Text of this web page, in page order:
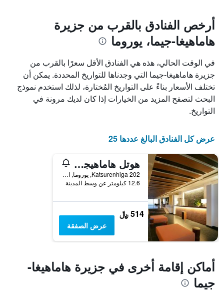
أرخص الفنادق بالقرب من جزيرة
هاماهيغا-جيما، يوروما
في الوقت الحالي، هذه هي الفنادق الأقل سعرًا بالقرب من
جزيرة هاماهيغا-جيما التي وجدناها للتواريخ المحددة. يمكن أن
تختلف الأسعار بناءً على التواريخ المُختارة، لذلك استخدم نموذج
البحث لتصفح المزيد من الخيارات إذا كان لديك مرونة في
التواريخ.
عرض كل الفنادق البالغ عددها 25
هوتل هاماهيجاشيما ريزورت
202 Katsurenhiga, يوروما, اليابان
12.6 كيلومتر عن وسط المدينة
514 ﷼
عرض الصفقة
أماكن إقامة أخرى في جزيرة هاماهيغا-
جيما